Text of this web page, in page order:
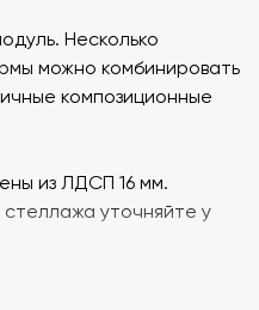
Несколько
можно комбинировать
композиционные
из ЛДСП 16 мм.
уточняйте у